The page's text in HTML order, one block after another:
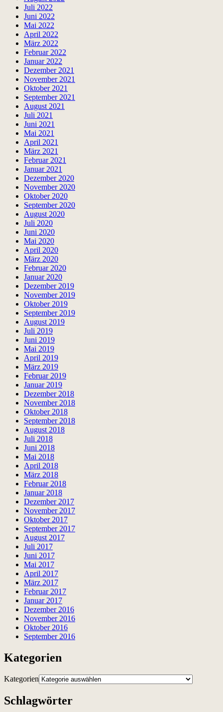
Juli 2022
Juni 2022
Mai 2022
April 2022
März 2022
Februar 2022
Januar 2022
Dezember 2021
November 2021
Oktober 2021
September 2021
August 2021
Juli 2021
Juni 2021
Mai 2021
April 2021
März 2021
Februar 2021
Januar 2021
Dezember 2020
November 2020
Oktober 2020
September 2020
August 2020
Juli 2020
Juni 2020
Mai 2020
April 2020
März 2020
Februar 2020
Januar 2020
Dezember 2019
November 2019
Oktober 2019
September 2019
August 2019
Juli 2019
Juni 2019
Mai 2019
April 2019
März 2019
Februar 2019
Januar 2019
Dezember 2018
November 2018
Oktober 2018
September 2018
August 2018
Juli 2018
Juni 2018
Mai 2018
April 2018
März 2018
Februar 2018
Januar 2018
Dezember 2017
November 2017
Oktober 2017
September 2017
August 2017
Juli 2017
Juni 2017
Mai 2017
April 2017
März 2017
Februar 2017
Januar 2017
Dezember 2016
November 2016
Oktober 2016
September 2016
Kategorien
Kategorien
Schlagwörter